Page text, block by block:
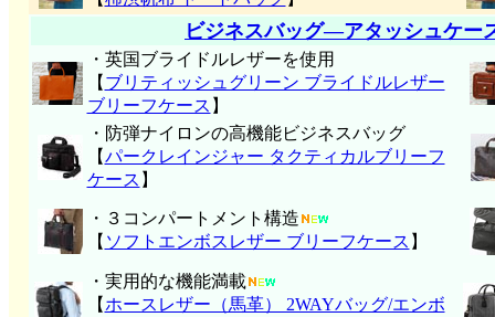
ビジネスバッグ―アタッシュケー
・英国ブライドルレザーを使用
【 ブリティッシュグリーン ブライドルレザー
ブリーフケース 】
・防弾ナイロンの高機能ビジネスバッグ
【パークレインジャー タクティカルブリーフ
ケース 】
・３コンパートメント構造
【 ソフトエンボスレザー ブリーフケース 】
・実用的な機能満載
【 ホースレザー（馬革） 2WAYバッグ/エンボ